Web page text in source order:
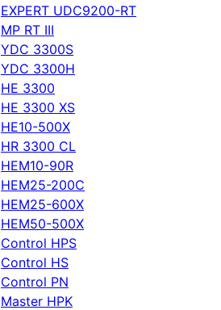
EXPERT UDC9200-RT
MP RT III
YDC 3300S
YDC 3300H
HE 3300
HE 3300 XS
HE10-500X
HR 3300 CL
HEM10-90R
HEM25-200C
HEM25-600X
HEM50-500X
Control HPS
Control HS
Control PN
Master HPK